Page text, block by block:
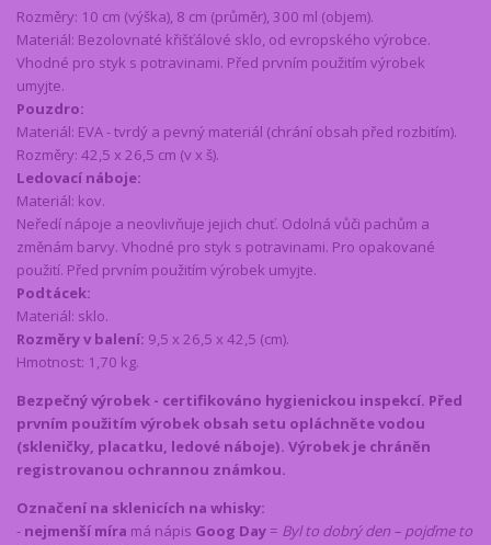
Rozměry: 10 cm (výška), 8 cm (průměr), 300 ml (objem).
Materiál: Bezolovnaté křišťálové sklo, od evropského výrobce.
Vhodné pro styk s potravinami. Před prvním použitím výrobek
umyjte.
Pouzdro:
Materiál: EVA - tvrdý a pevný materiál (chrání obsah před rozbitím).
Rozměry: 42,5 x 26,5 cm (v x š).
Ledovací náboje:
Materiál: kov.
Neředí nápoje a neovlivňuje jejich chuť. Odolná vůči pachům a
změnám barvy. Vhodné pro styk s potravinami. Pro opakované
použití. Před prvním použitím výrobek umyjte.
Podtácek:
Materiál: sklo.
Rozměry v balení: 9,5 x 26,5 x 42,5 (cm).
Hmotnost: 1,70 kg.
Bezpečný výrobek - certifikováno hygienickou inspekcí. Před
prvním použitím výrobek obsah setu opláchněte vodou
(skleničky, placatku, ledové náboje). Výrobek je chráněn
registrovanou ochrannou známkou.
Označení na sklenicích na whisky:
- nejmenší míra má nápis Goog Day = Byl to dobrý den – pojďme to